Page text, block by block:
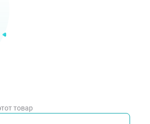
товар